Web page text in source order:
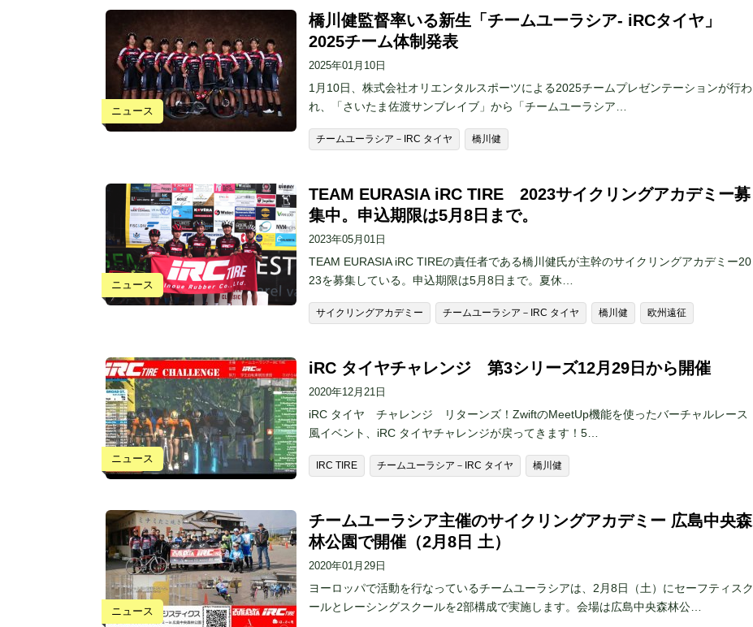
ニュース
橋川健監督率いる新生「チームユーラシア- iRCタイヤ」
2025チーム体制発表
2025年01月10日
1月10日、株式会社オリエンタルスポーツによる2025チームプレゼンテーションが行わ
れ、「さいたま佐渡サンブレイブ」から「チームユーラシア…
チームユーラシア－IRC タイヤ 橋川健
ニュース
TEAM EURASIA iRC TIRE 2023サイクリングアカデミー募
集中。申込期限は5月8日まで。
2023年05月01日
TEAM EURASIA iRC TIREの責任者である橋川健氏が主幹のサイクリングアカデミー20
23を募集している。申込期限は5月8日まで。夏休…
サイクリングアカデミー チームユーラシア－IRC タイヤ 橋川健 欧州遠征
ニュース
iRC タイヤチャレンジ 第3シリーズ12月29日から開催
2020年12月21日
iRC タイヤ チャレンジ リターンズ！ZwiftのMeetUp機能を使ったバーチャルレース
風イベント、iRC タイヤチャレンジが戻ってきます！5…
IRC TIRE チームユーラシア－IRC タイヤ 橋川健
ニュース
チームユーラシア主催のサイクリングアカデミー 広島中央森
林公園で開催（2月8日 土）
2020年01月29日
ヨーロッパで活動を行なっているチームユーラシアは、2月8日（土）にセーフティスク
ールとレーシングスクールを2部構成で実施します。会場は広島中央森林公…